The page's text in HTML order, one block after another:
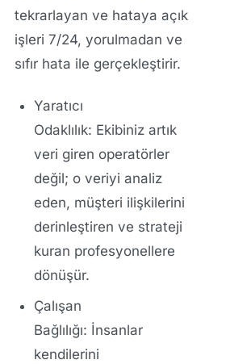
tekrarlayan ve hataya açık
işleri 7/24, yorulmadan ve
sıfır hata ile gerçekleştirir.
Yaratıcı
Odaklılık: Ekibiniz artık
veri giren operatörler
değil; o veriyi analiz
eden, müşteri ilişkilerini
derinleştiren ve strateji
kuran profesyonellere
dönüşür.
Çalışan
Bağlılığı: İnsanlar
kendilerini